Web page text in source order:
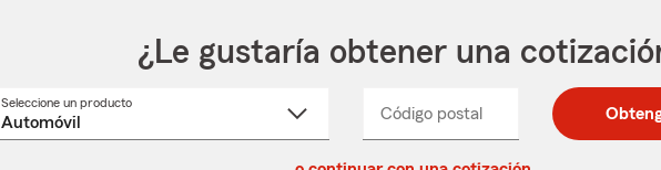
¿Le gustaría obtener una
Seleccione un productoSeleccione
Código postal
_____